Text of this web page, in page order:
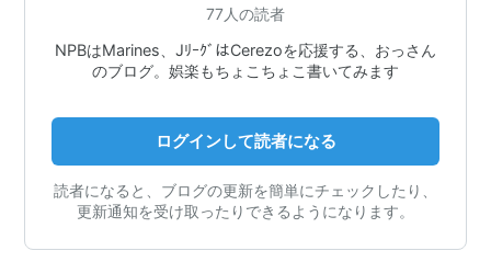
77人の読者
NPBはMarines、JﾘｰｸﾞはCerezoを応援する、おっさん
のブログ。娯楽もちょこちょこ書いてみます
ログインして読者になる
読者になると、ブログの更新を簡単にチェックしたり、
更新通知を受け取ったりできるようになります。